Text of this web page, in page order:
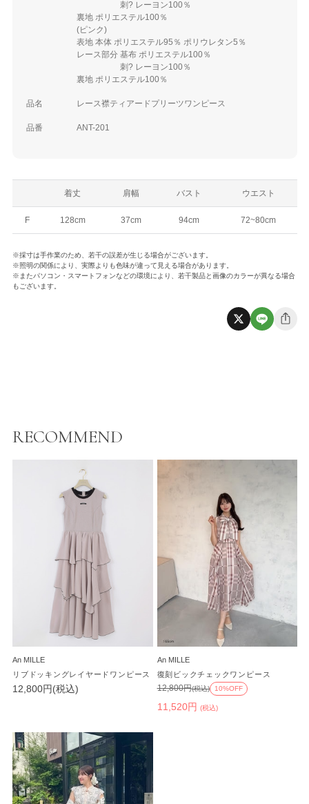
刺? レーヨン100％
裏地 ポリエステル100％
(ピンク)
表地 本体 ポリエステル95％ ポリウレタン5％
レース部分 基布 ポリエステル100％
刺? レーヨン100％
裏地 ポリエステル100％
品名 レース襟ティアードプリーツワンピース
品番 ANT-201
着丈 肩幅 バスト ウエスト
F 128cm 37cm 94cm 72~80cm
※採寸は手作業のため、若干の誤差が生じる場合がございます。
※照明の関係により、実際よりも色味が違って見える場合があります。
※またパソコン・スマートフォンなどの環境により、若干製品と画像のカラーが異なる場合
もございます。
RECOMMEND
An MILLE
リブドッキングレイヤードワンピース
12,800円(税込)
An MILLE
復刻ビックチェックワンピース
11,520円 (税込)
12,800円(税込) 10%OFF